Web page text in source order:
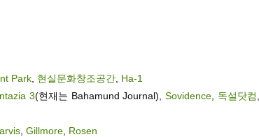
Park, 현실문화창조공간, Ha-1
3(현재는 Bahamund Journal), Sovidence, 독설닷컴
, Gillmore, Rosen